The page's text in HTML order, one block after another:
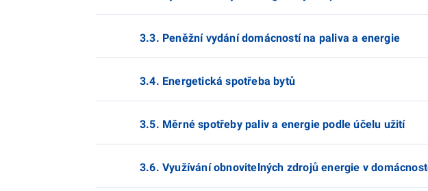
3.3. Peněžní vydání domácností na paliva a energie
3.4. Energetická spotřeba bytů
3.5. Měrné spotřeby paliv a energie podle účelu užití
3.6. Využívání obnovitelných zdrojů energie v